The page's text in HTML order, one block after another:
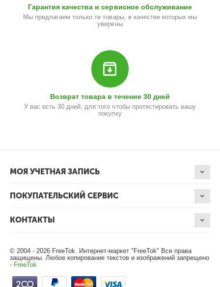
Гарантия качества и сервисное обслуживание
Мы предлагаем только те товары, в качестве которых мы
уверены
Возврат товара в течение 30 дней
У вас есть 30 дней, для того чтобы протестировать вашу
покупку
МОЯ УЧЕТНАЯ ЗАПИСЬ
ПОКУПАТЕЛЬСКИЙ СЕРВИС
КОНТАКТЫ
© 2004 - 2026 FreeTok. Интернет-маркет "FreeTok" Все права
защищены. Любое копирование текстов и изображений запрещено
- FreeTok